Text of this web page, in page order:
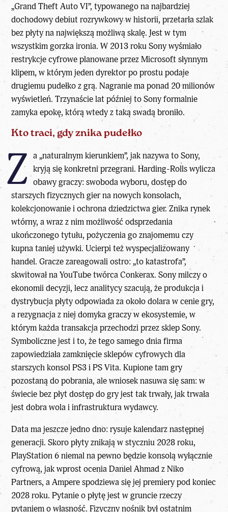
„Grand Theft Auto VI”, typowanego na najbardziej
dochodowy debiut rozrywkowy w historii, przetarła szlak
bez płyty na największą możliwą skalę. Jest w tym
wszystkim gorzka ironia. W 2013 roku Sony wyśmiało
restrykcje cyfrowe planowane przez Microsoft słynnym
klipem, w którym jeden dyrektor po prostu podaje
drugiemu pudełko z grą. Nagranie ma ponad 20 milionów
wyświetleń. Trzynaście lat później to Sony formalnie
zamyka epokę, którą wtedy z taką swadą broniło.
Kto traci, gdy znika pudełko
Z a „naturalnym kierunkiem”, jak nazywa to Sony,
kryją się konkretni przegrani. Harding-Rolls wylicza
obawy graczy: swoboda wyboru, dostęp do
starszych fizycznych gier na nowych konsolach,
kolekcjonowanie i ochrona dziedzictwa gier. Znika rynek
wtórny, a wraz z nim możliwość odsprzedania
ukończonego tytułu, pożyczenia go znajomemu czy
kupna taniej używki. Ucierpi też wyspecjalizowany
handel. Gracze zareagowali ostro: „to katastrofa”,
skwitował na YouTube twórca Conkerax. Sony milczy o
ekonomii decyzji, lecz analitycy szacują, że produkcja i
dystrybucja płyty odpowiada za około dolara w cenie gry,
a rezygnacja z niej domyka graczy w ekosystemie, w
którym każda transakcja przechodzi przez sklep Sony.
Symboliczne jest i to, że tego samego dnia firma
zapowiedziała zamknięcie sklepów cyfrowych dla
starszych konsol PS3 i PS Vita. Kupione tam gry
pozostaną do pobrania, ale wniosek nasuwa się sam: w
świecie bez płyt dostęp do gry jest tak trwały, jak trwała
jest dobra wola i infrastruktura wydawcy.
Data ma jeszcze jedno dno: rysuje kalendarz następnej
generacji. Skoro płyty znikają w styczniu 2028 roku,
PlayStation 6 niemal na pewno będzie konsolą wyłącznie
cyfrową, jak wprost ocenia Daniel Ahmad z Niko
Partners, a Ampere spodziewa się jej premiery pod koniec
2028 roku. Pytanie o płytę jest w gruncie rzeczy
pytaniem o własność. Fizyczny nośnik był ostatnim